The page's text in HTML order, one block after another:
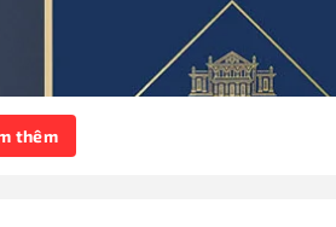
thêm